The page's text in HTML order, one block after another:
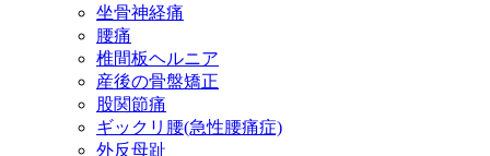
坐骨神経痛
腰痛
椎間板ヘルニア
産後の骨盤矯正
股関節痛
ギックリ腰(急性腰痛症)
外反母趾